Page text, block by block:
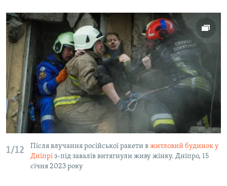
1/12 Після влучання російської ракети в житловий будинок у
Дніпрі з-під завалів витягнули живу жінку. Дніпро, 15
січня 2023 року